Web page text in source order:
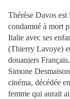
Thérèse Davos
condamné à mort
Italie avec ses
(Thierry Lavoye)
douaniers Français.
Simone
cinéma, décédée
femme qui aurait